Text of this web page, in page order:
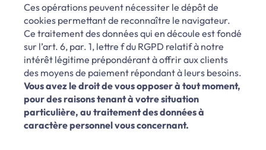
Ces opérations peuvent nécessiter le dépôt de
cookies permettant de reconnaître le navigateur.
Ce traitement des données qui en découle est fondé
sur l’art. 6, par. 1, lettre f du RGPD relatif à notre
intérêt légitime prépondérant à offrir aux clients
des moyens de paiement répondant à leurs besoins.
Vous avez le droit de vous opposer à tout moment,
pour des raisons tenant à votre situation
particulière, au traitement des données à
caractère personnel vous concernant.